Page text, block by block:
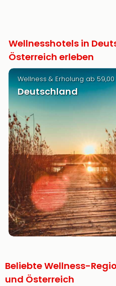
Wellnesshotels in
Österreich erleben
Wellness & Erholung ab
Deutschland
Beliebte Wellness-
und Österreich